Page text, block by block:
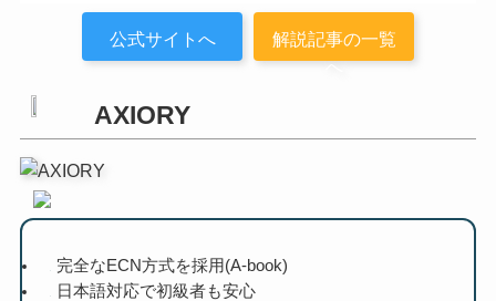
公式サイトへ
解説記事の一覧
へ
AXIORY
完全なECN方式を採用(A-book)
日本語対応で初級者も安心